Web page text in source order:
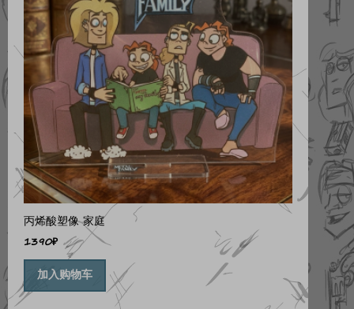
丙烯酸塑像 家庭
1390₽
加入购物车